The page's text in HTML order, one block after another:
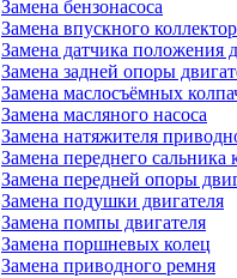
Замена бензонасоса
Замена впускного
Замена датчика положения
Замена задней опоры
Замена маслосъёмных
Замена масляного насоса
Замена натяжителя
Замена переднего сальника
Замена передней опоры
Замена подушки двигателя
Замена помпы двигателя
Замена поршневых колец
Замена приводного ремня